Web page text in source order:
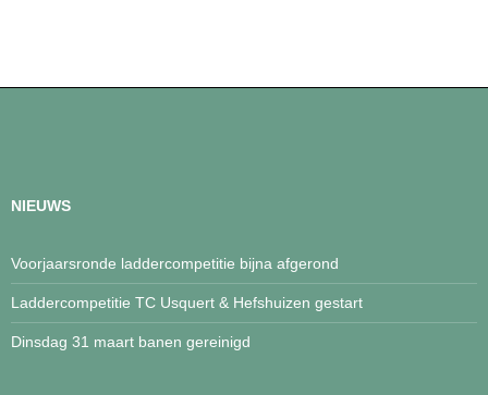
NIEUWS
Voorjaarsronde laddercompetitie bijna afgerond
Laddercompetitie TC Usquert & Hefshuizen gestart
Dinsdag 31 maart banen gereinigd